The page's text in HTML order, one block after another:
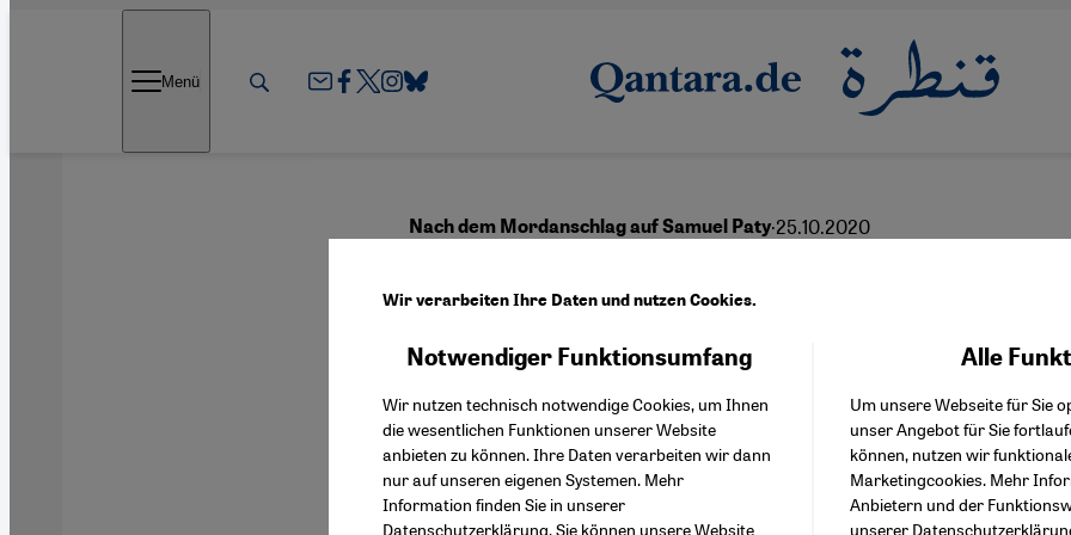
Menü
Nach dem Mordanschlag auf Samuel Paty·25.10.2020
Frankreichs schwerer Kampf
gegen den Islamismus
Deutsch English عربي
Wir verarbeiten Ihre Daten und nutzen Cookies.
Notwendiger Funktionsumfang
Wir nutzen technisch notwendige Cookies, um Ihnen
die wesentlichen Funktionen unserer Website
anbieten zu können. Ihre Daten verarbeiten wir dann
nur auf unseren eigenen Systemen. Mehr
Information finden Sie in unserer
Datenschutzerklärung. Sie können unsere Website
Alle
Um unsere Webseite für Sie
unser Angebot für Sie
können, nutzen wir
Marketingcookies. Mehr
Anbietern und der
unserer
Facebook Embed /
Twitter Embed
Instagram Embed
Youtube Embed
Google Maps Embed